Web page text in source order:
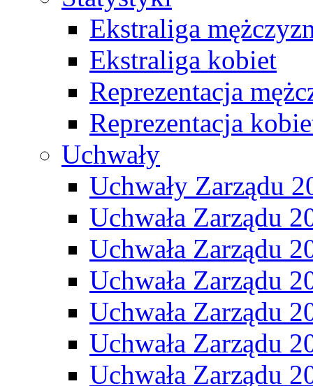
Ekstraliga
Ekstraliga kobiet
Reprezentacja
Reprezentacja
Uchwały
Uchwały Zarządu
Uchwała Zarządu
Uchwała Zarządu
Uchwała Zarządu
Uchwała Zarządu
Uchwała Zarządu
Uchwała Zarządu